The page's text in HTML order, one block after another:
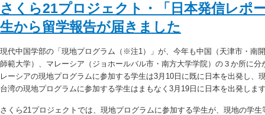
さくら21プロジェクト・「日本発信レポ
生から留学報告が届きました
現代中国学部の「現地プログラム（※注1）」が、今年も中国（天津市・南
師範大学）、マレーシア（ジョホールバル市・南方大学学院）の３か所に
レーシアの現地プログラムに参加する学生は3月10日に既に日本を出発し、
台湾の現地プログラムに参加する学生はまもなく3月19日に日本を出発しま
さくら21プロジェクトでは、現地プログラムに参加する学生が、現地の学